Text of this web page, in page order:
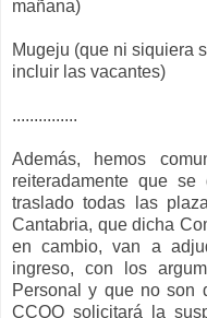
mañana)
Mugeju (que ni siquiera
incluir las vacantes)
...............
Además, hemos
reiteradamente que
traslado todas las
Cantabria, que dicha
en cambio, van a
ingreso, con los
Personal y que no son
CCOO solicitará la